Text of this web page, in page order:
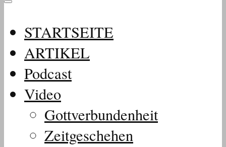
STARTSEITE
ARTIKEL
Podcast
Video
Gottverbundenheit
Zeitgeschehen